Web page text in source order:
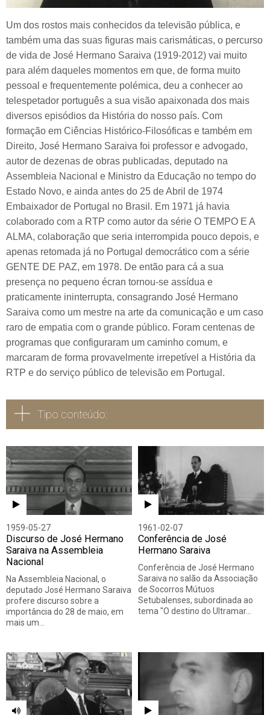
Um dos rostos mais conhecidos da televisão pública, e
também uma das suas figuras mais carismáticas, o percurso
de vida de José Hermano Saraiva (1919-2012) vai muito
para além daqueles momentos em que, de forma muito
pessoal e frequentemente polémica, deu a conhecer ao
telespetador português a sua visão apaixonada dos mais
diversos episódios da História do nosso país. Com
formação em Ciências Histórico-Filosóficas e também em
Direito, José Hermano Saraiva foi professor e advogado,
autor de dezenas de obras publicadas, deputado na
Assembleia Nacional e Ministro da Educação no tempo do
Estado Novo, e ainda antes do 25 de Abril de 1974
Embaixador de Portugal no Brasil. Em 1971 já havia
colaborado com a RTP como autor da série O TEMPO E A
ALMA, colaboração que seria interrompida pouco depois, e
apenas retomada já no Portugal democrático com a série
GENTE DE PAZ, em 1978. De então para cá a sua
presença no pequeno écran tornou-se assídua e
praticamente ininterrupta, consagrando José Hermano
Saraiva como um mestre na arte da comunicação e um caso
raro de empatia com o grande público. Foram centenas de
programas que configuraram um caminho comum, e
marcaram de forma provavelmente irrepetível a História da
RTP e do serviço público de televisão em Portugal.
Tipo conteúdo:
Todos Vídeo Áudio Fotografia
1959-05-27
Discurso de José Hermano
Saraiva na Assembleia
Nacional
Na Assembleia Nacional, o
deputado José Hermano Saraiva
profere discurso sobre a
importância do 28 de maio, em
mais um…
1961-02-07
Conferência de José
Hermano Saraiva
Conferência de José Hermano
Saraiva no salão da Associação
de Socorros Mútuos
Setubalenses, subordinada ao
tema "O destino do Ultramar…